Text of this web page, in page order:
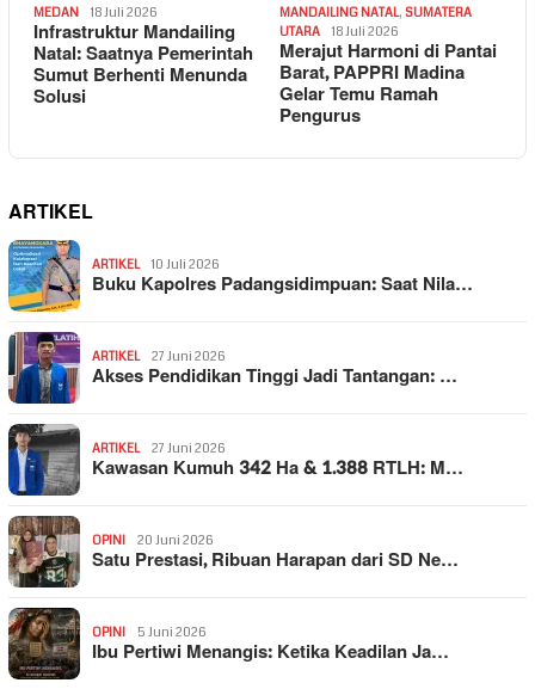
MEDAN 18 Juli 2026
Infrastruktur Mandailing
Natal: Saatnya Pemerintah
Sumut Berhenti Menunda
Solusi
MANDAILING NATAL, SUMATERA
UTARA
18 Juli 2026
Merajut Harmoni di Pantai
Barat, PAPPRI Madina
Gelar Temu Ramah
Pengurus
ARTIKEL
ARTIKEL 10 Juli 2026
Buku Kapolres Padangsidimpuan: Saat Nila…
ARTIKEL 27 Juni 2026
Akses Pendidikan Tinggi Jadi Tantangan: …
ARTIKEL 27 Juni 2026
Kawasan Kumuh 342 Ha & 1.388 RTLH: M…
OPINI 20 Juni 2026
Satu Prestasi, Ribuan Harapan dari SD Ne…
OPINI 5 Juni 2026
Ibu Pertiwi Menangis: Ketika Keadilan Ja…